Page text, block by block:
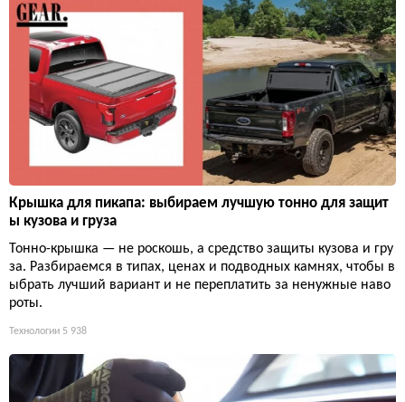
Крышка для пикапа: выбираем лучшую тонно для защит
ы кузова и груза
Тонно-крышка — не роскошь, а средство защиты кузова и гру
за. Разбираемся в типах, ценах и подводных камнях, чтобы в
ыбрать лучший вариант и не переплатить за ненужные наво
роты.
Технологии 5 938